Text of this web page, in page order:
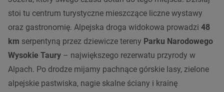
stoi tu centrum turystyczne mieszczące liczne wystawy
oraz gastronomię. Alpejska droga widokowa prowadzi 48
km serpentyną przez dziewicze tereny Parku Narodowego
Wysokie Taury – największego rezerwatu przyrody w
Alpach. Po drodze mijamy pachnące górskie lasy, zielone
alpejskie pastwiska, nagie skalne ściany i krainę